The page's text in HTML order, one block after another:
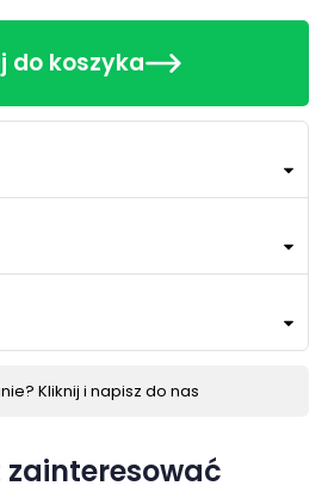
do koszyka
Kliknij i napisz do nas
zainteresować